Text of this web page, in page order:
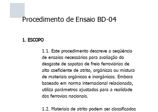
Procedimento de Ensaio BD-04
1. ESCOPO
1.1. Este procedimento descreve a seqüência
de ensaios necessários para avaliação do
desgaste de sapatas de freio ferroviárias de
alto coeficiente de atrito, orgânicas ou mistura
de materiais orgânicos e inorgânicos. Embora
baseado em norma internacional relacionada,
utiliza parâmetros ajustados para a realidade
das ferrovias nacionais.
1.2. Materiais de atrito podem ser classificados